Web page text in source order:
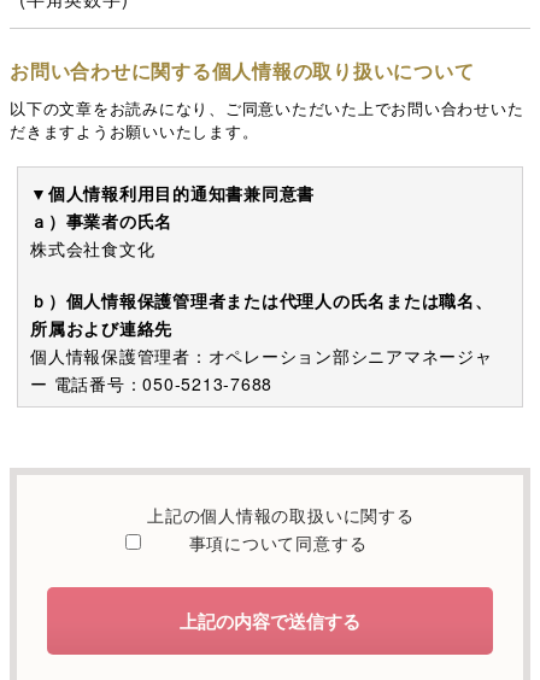
お問い合わせに関する個人情報の取り扱いについて
以下の文章をお読みになり、ご同意いただいた上でお問い合わせいた
だきますようお願いいたします。
▼個人情報利用目的通知書兼同意書
ａ）事業者の氏名
株式会社食文化
ｂ）個人情報保護管理者または代理人の氏名または職名、
所属および連絡先
個人情報保護管理者：オペレーション部シニアマネージャ
ー 電話番号：050-5213-7688
本お問い合わせフォームでご提供いただく個人情報は、お
関する情報を電子メールや電話等でご提供するために利用
d）個人情報を第三者に提供することが予定される場合の事
本人の同意がある場合または法令に基づく場合を除き、取
上記の個人情報の取扱いに関する
事項について同意する
上記の内容で送信する